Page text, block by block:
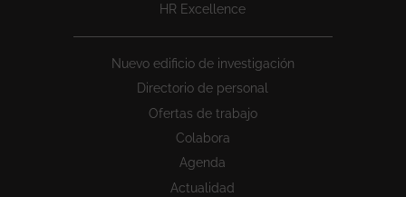
HR Excellence
Nuevo edificio de investigación
Directorio de personal
Ofertas de trabajo
Colabora
Agenda
Actualidad